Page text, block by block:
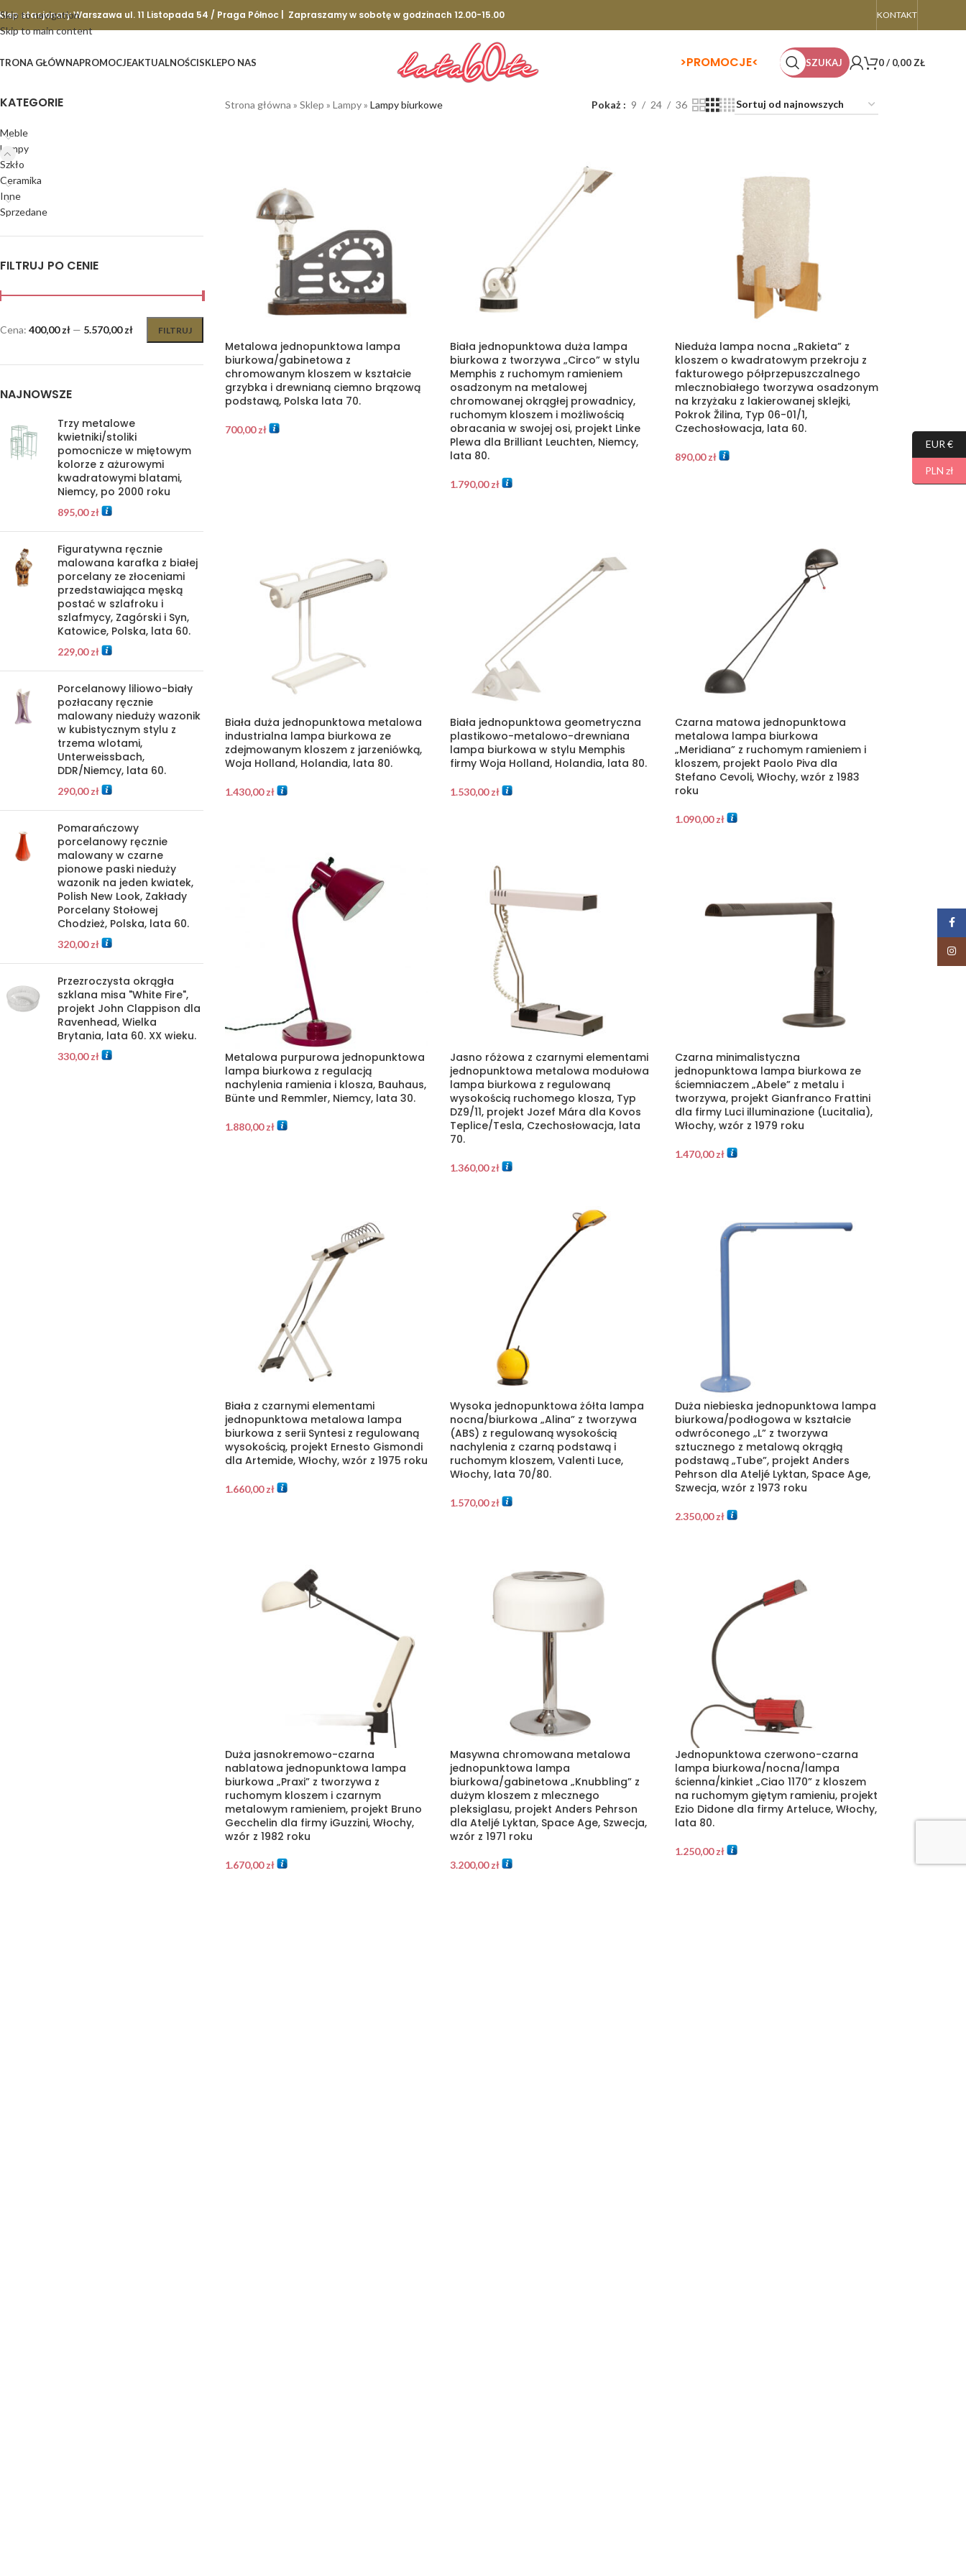
Skip to navigation
Skip to main content
stacjonary Warszawa ul. 11 Listopada 54 / Praga Północ | Zapraszamy w sobotę w godzinach 12.00-15.00 KONTAKT
GŁÓWNAPROMOCJEAKTUALNOŚCISKLEPO NAS >PROMOCJE< SZUKAJ 0/ 0,00 ZŁ
KATEGORIE
Meble
Lampy
Szkło
Ceramika
Inne
Sprzedane
FILTRUJ PO CENIE
FILTRUJ
Cena: 400,00 zł — 5.570,00 zł
NAJNOWSZE
Trzy metalowe
kwietniki/stoliki
pomocnicze w miętowym
kolorze z ażurowymi
kwadratowymi blatami,
Niemcy, po 2000 roku
895,00zł
Figuratywna ręcznie
malowana karafka z białej
porcelany ze złoceniami
przedstawiająca męską
postać w szlafroku i
szlafmycy, Zagórski i Syn,
Katowice, Polska, lata 60.
229,00zł
Porcelanowy liliowo-biały
pozłacany ręcznie
malowany nieduży wazonik
w kubistycznym stylu z
trzema wlotami,
Unterweissbach,
DDR/Niemcy, lata 60.
290,00zł
Pomarańczowy
porcelanowy ręcznie
malowany w czarne
pionowe paski nieduży
wazonik na jeden kwiatek,
Polish New Look, Zakłady
Porcelany Stołowej
Chodzież, Polska, lata 60.
320,00zł
Przezroczysta okrągła
szklana misa "White Fire",
projekt John Clappison dla
Ravenhead, Wielka
Brytania, lata 60. XX wieku.
330,00zł
Strona główna » Sklep » Lampy» Lampy biurkowe Pokaż 9 24 36
Metalowa jednopunktowa lampa
biurkowa/gabinetowa z
chromowanym kloszem w kształcie
grzybka i drewnianą ciemno brązową
podstawą, Polska lata 70.
700,00zł
Biała jednopunktowa duża lampa
biurkowa z tworzywa „Circo” w stylu
Memphis z ruchomym ramieniem
osadzonym na metalowej
chromowanej okrągłej prowadnicy,
ruchomym kloszem i możliwością
obracania w swojej osi, projekt Linke
Plewa dla Brilliant Leuchten, Niemcy,
lata 80.
1.790,00zł
Nieduża lampa nocna „Rakieta” z
kloszem o kwadratowym przekroju z
fakturowego półprzepuszczalnego
mlecznobiałego tworzywa osadzonym
na krzyżaku z lakierowanej sklejki,
Pokrok Žilina, Typ 06-01/1,
Czechosłowacja, lata 60.
890,00zł
Biała duża jednopunktowa metalowa
industrialna lampa biurkowa ze
zdejmowanym kloszem z jarzeniówką,
Woja Holland, Holandia, lata 80.
1.430,00zł
Biała jednopunktowa geometryczna
plastikowo-metalowo-drewniana
lampa biurkowa w stylu Memphis
firmy Woja Holland, Holandia, lata 80.
1.530,00zł
Czarna matowa jednopunktowa
metalowa lampa biurkowa
„Meridiana” z ruchomym ramieniem i
kloszem, projekt Paolo Piva dla
Stefano Cevoli, Włochy, wzór z 1983
roku
1.090,00zł
Metalowa purpurowa jednopunktowa
lampa biurkowa z regulacją
nachylenia ramienia i klosza, Bauhaus,
Bünte und Remmler, Niemcy, lata 30.
1.880,00zł
Jasno różowa z czarnymi elementami
jednopunktowa metalowa modułowa
lampa biurkowa z regulowaną
wysokością ruchomego klosza, Typ
DZ9/11, projekt Jozef Mára dla Kovos
Teplice/Tesla, Czechosłowacja, lata
70.
1.360,00zł
Czarna minimalistyczna
jednopunktowa lampa biurkowa ze
ściemniaczem „Abele” z metalu i
tworzywa, projekt Gianfranco Frattini
dla firmy Luci illuminazione (Lucitalia),
Włochy, wzór z 1979 roku
1.470,00zł
Biała z czarnymi elementami
jednopunktowa metalowa lampa
biurkowa z serii Syntesi z regulowaną
wysokością, projekt Ernesto Gismondi
dla Artemide, Włochy, wzór z 1975 roku
1.660,00zł
Wysoka jednopunktowa żółta lampa
nocna/biurkowa „Alina” z tworzywa
(ABS) z regulowaną wysokością
nachylenia z czarną podstawą i
ruchomym kloszem, Valenti Luce,
Włochy, lata 70/80.
1.570,00zł
Duża niebieska jednopunktowa lampa
biurkowa/podłogowa w kształcie
odwróconego „L” z tworzywa
sztucznego z metalową okrągłą
podstawą „Tube”, projekt Anders
Pehrson dla Ateljé Lyktan, Space Age,
Szwecja, wzór z 1973 roku
2.350,00zł
Duża jasnokremowo-czarna
nablatowa jednopunktowa lampa
biurkowa „Praxi” z tworzywa z
ruchomym kloszem i czarnym
metalowym ramieniem, projekt Bruno
Gecchelin dla firmy iGuzzini, Włochy,
wzór z 1982 roku
1.670,00zł
Masywna chromowana metalowa
jednopunktowa lampa
biurkowa/gabinetowa „Knubbling” z
dużym kloszem z mlecznego
pleksiglasu, projekt Anders Pehrson
dla Ateljé Lyktan, Space Age, Szwecja,
wzór z 1971 roku
3.200,00zł
Jednopunktowa czerwono-czarna
lampa biurkowa/nocna/lampa
ścienna/kinkiet „Ciao 1170” z kloszem
na ruchomym giętym ramieniu, projekt
Ezio Didone dla firmy Arteluce, Włochy,
lata 80.
1.250,00zł
EUR €
PLN zł